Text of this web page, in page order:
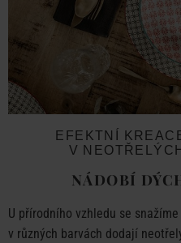
EFEKTNÍ
V
NÁDOBÍ
U přírodního vzhledu se
v různých barvách dodají